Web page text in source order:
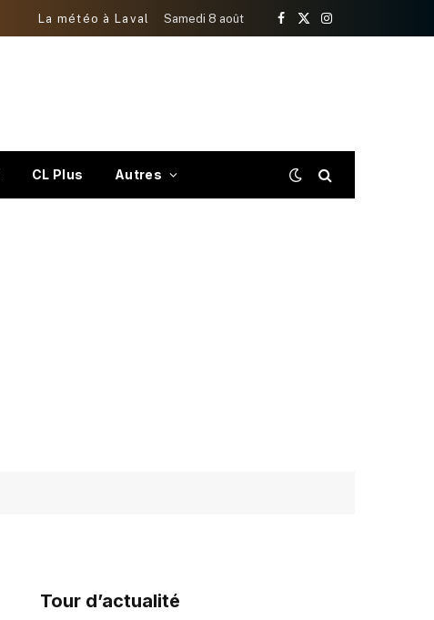
La météo à Laval Samedi 8 août
Facebook
X
Instagram
CL Plus Autres
Tour d’actualité